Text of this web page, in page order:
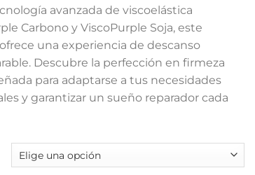
avanzada de viscoelástica
Carbono y ViscoPurple Soja, este
una experiencia de descanso
Descubre la perfección en firmeza
para adaptarse a tus necesidades
y garantizar un sueño reparador cada